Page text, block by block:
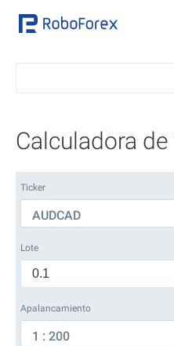
Calculadora
Ticker
AUDCAD
Lote
Apalancamiento
1 : 200